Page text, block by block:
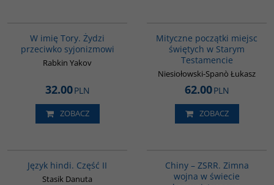
W imię Tory. Żydzi
przeciwko syjonizmowi
Rabkin Yakov
32.00PLN
ZOBACZ
Mityczne początki miejsc
świętych w Starym
Testamencie
Niesiołowski-Spanò Łukasz
62.00PLN
ZOBACZ
Język hindi. Część II
Stasik Danuta
Chiny – ZSRR. Zimna
wojna w świecie